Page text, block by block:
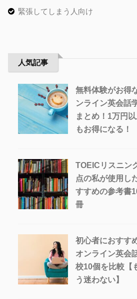
緊張してしまう人向け
人気記事
無料体験がお得
ンライン英会話
まとめ！1万円
もお得になる！
TOEICリスニン
点の私が使用し
すすめの参考書
冊
初心者におすす
オンライン英会
校10個を比較【
う迷わない】